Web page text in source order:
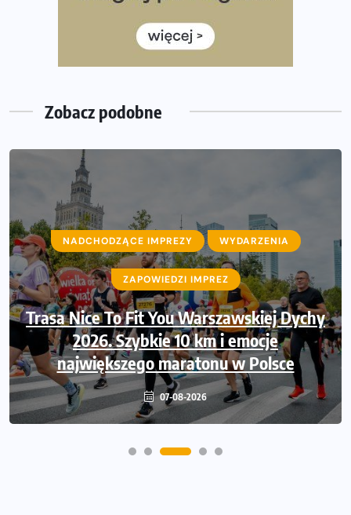
Już w tę sobotę 35. Bieg Powstania Warszawskiego.
Wystartuje rekordowa liczba uczestników
Zobacz podobne
NADCHODZĄCE IMPREZY WYDARZENIA
ZAPOWIEDZI IMPREZ
Trasa Nice To Fit You Warszawskiej Dychy
2026. Szybkie 10 km i emocje
największego maratonu w Polsce
07-08-2026
NADCHODZĄCE IMPREZY WYDARZENIA
ZAPOWIEDZI IMPREZ
Ruszają zapisy na Nice To Fit You Mini
Maraton przy okazji 48. Maratonu
Warszawskiego
06-08-2026